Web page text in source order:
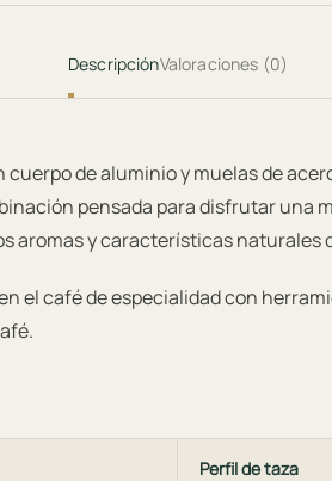
DescripciónValoraciones (0)
cuerpo de aluminio y muelas de
pensada para disfrutar una
aromas y características naturales
el café de especialidad con
Perfil de taza